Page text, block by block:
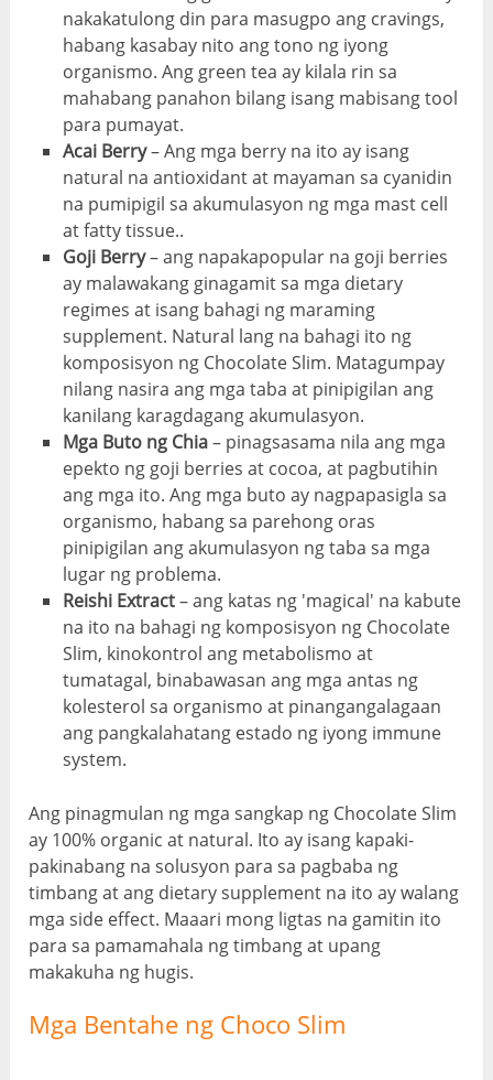
nakakatulong din para masugpo ang cravings,
habang kasabay nito ang tono ng iyong
organismo. Ang green tea ay kilala rin sa
mahabang panahon bilang isang mabisang tool
para pumayat.
Acai Berry– Ang mga berry na ito ay isang
natural na antioxidant at mayaman sa cyanidin
na pumipigil sa akumulasyon ng mga mast cell
at fatty tissue..
Goji Berry– ang napakapopular na goji berries
ay malawakang ginagamit sa mga dietary
regimes at isang bahagi ng maraming
supplement. Natural lang na bahagi ito ng
komposisyon ng Chocolate Slim. Matagumpay
nilang nasira ang mga taba at pinipigilan ang
kanilang karagdagang akumulasyon.
Mga Buto ng Chia– pinagsasama nila ang mga
epekto ng goji berries at cocoa, at pagbutihin
ang mga ito. Ang mga buto ay nagpapasigla sa
organismo, habang sa parehong oras
pinipigilan ang akumulasyon ng taba sa mga
lugar ng problema.
Reishi Extract– ang katas ng 'magical' na kabute
na ito na bahagi ng komposisyon ng Chocolate
Slim, kinokontrol ang metabolismo at
tumatagal, binabawasan ang mga antas ng
kolesterol sa organismo at pinangangalagaan
ang pangkalahatang estado ng iyong immune
system.
Ang pinagmulan ng mga sangkap ng Chocolate Slim
ay 100% organic at natural. Ito ay isang kapaki-
pakinabang na solusyon para sa pagbaba ng
timbang at ang dietary supplement na ito ay walang
mga side effect. Maaari mong ligtas na gamitin ito
para sa pamamahala ng timbang at upang
makakuha ng hugis.
Mga Bentahe ng Choco Slim